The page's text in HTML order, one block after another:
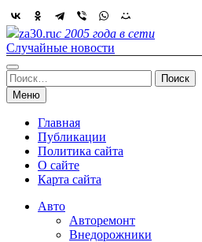
Skip
to
content
za30.ruс 2005 года в сети
Случайные новости
Найти:
Меню
Главная
Публикации
Политика сайта
О сайте
Карта сайта
Авто
Авторемонт
Внедорожники